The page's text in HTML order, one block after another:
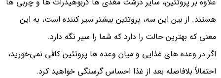
هستند. از بین این سه، پروتئین بیشتر سیر کننده است، به این
معنی که بهترین حالت را دارد که شما را سیر نگه دارد.
اگر در وعده‌ های غذایی و میان‌ وعده‌ ها پروتئین کافی نمی‌خورید،
احتمالاً بلافاصله بعد از غذا احساس گرسنگی خواهید کرد.